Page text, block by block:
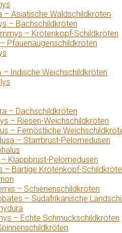
– Asiatische Waldschildkröten
– Bachschildkröten
– Krötenkopf-Schildkröten
Pfauenaugenschildkröten
– Indische Weichschildkröten
– Dachschildkröten
– Riesen-Weichschildkröten
– Fernöstliche
– Starrbrust-Pelomedusen
Klappbrust-Pelomedusen
– Bärtige Krötenkopf-
– Schienenschildkröten
– Südafrikanische
– Echte Schmuckschildkröten